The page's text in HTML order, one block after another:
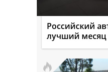
Российский
лучший месяц